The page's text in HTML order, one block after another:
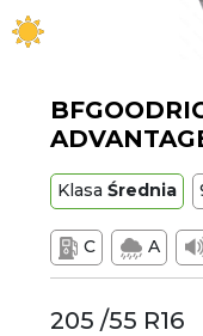
KlasaŚrednia
C A
205 /55 R16